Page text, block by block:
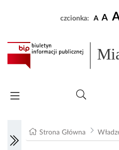
czcionka: A A
Strona Główna